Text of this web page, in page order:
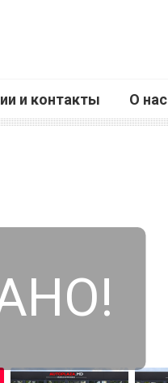
и контакты О нас